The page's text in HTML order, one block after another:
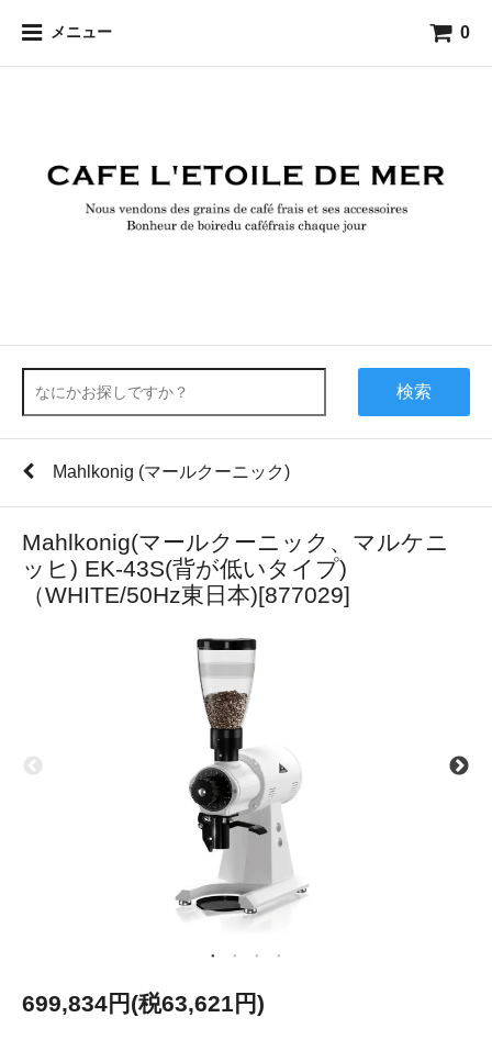
メニュー 0
検索
Mahlkonig (マールクーニック)
Mahlkonig(マールクーニック、マルケニ
ッヒ) EK-43S(背が低いタイプ)
（WHITE/50Hz東日本)[877029]
699,834円(税63,621円)